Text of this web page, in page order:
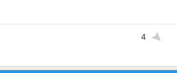
4